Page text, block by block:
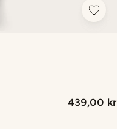
439,00 kr